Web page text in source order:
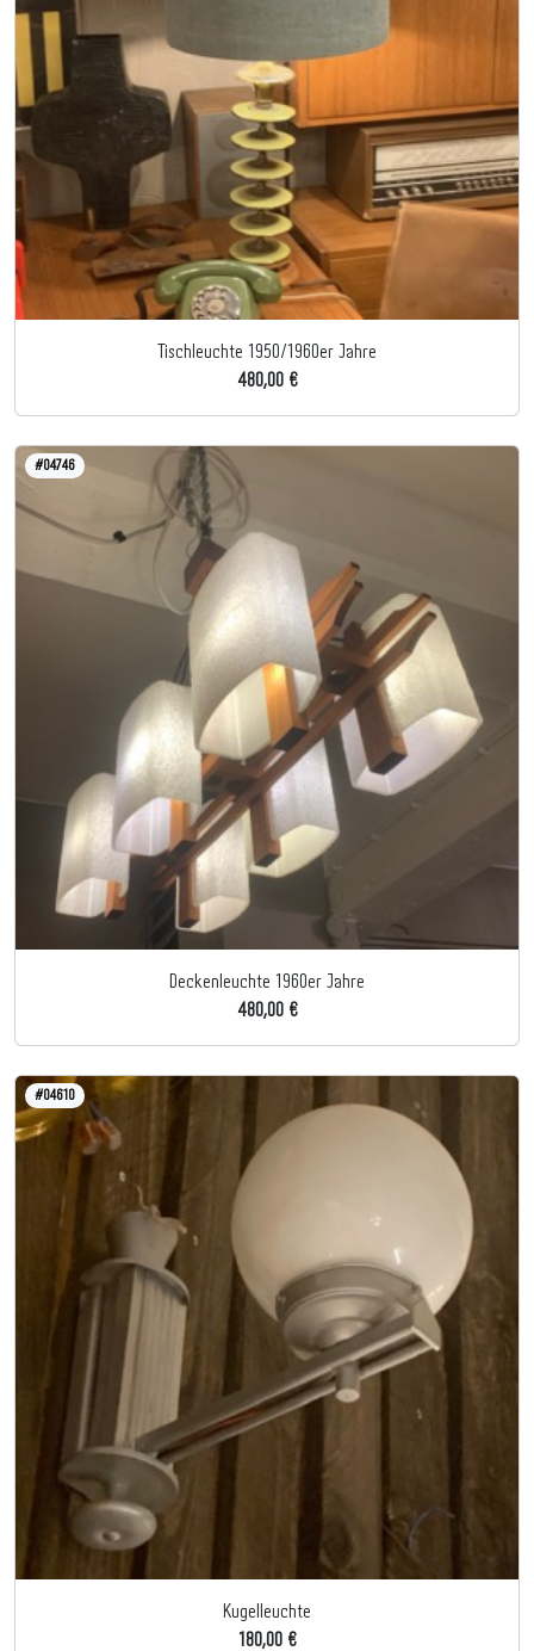
Tischleuchte 1950/1960er Jahre
480,00 €
#04746
Deckenleuchte 1960er Jahre
480,00 €
#04610
Kugelleuchte
180,00 €